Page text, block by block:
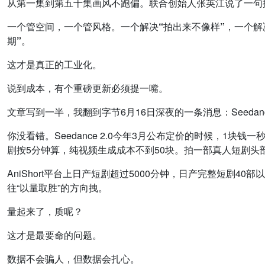
一个管空间，一个管风格。一个解决“拍出来不像样”，一个
期”。
这才是真正的工业化。
说到成本，有个重磅更新必须提一嘴。
文章写到一半，我翻到字节6月16日深夜的一条消息：
你没看错。Seedance 2.0今年3月公布定价的时候，1块钱一
剧按5分钟算，纯视频生成成本不到50块。拍一部真人短剧
AniShort平台上日产短剧超过5000分钟，日产完整短剧40部
往“以量取胜”的方向拽。
量起来了，质呢？
这才是最要命的问题。
数据不会骗人，但数据会扎心。